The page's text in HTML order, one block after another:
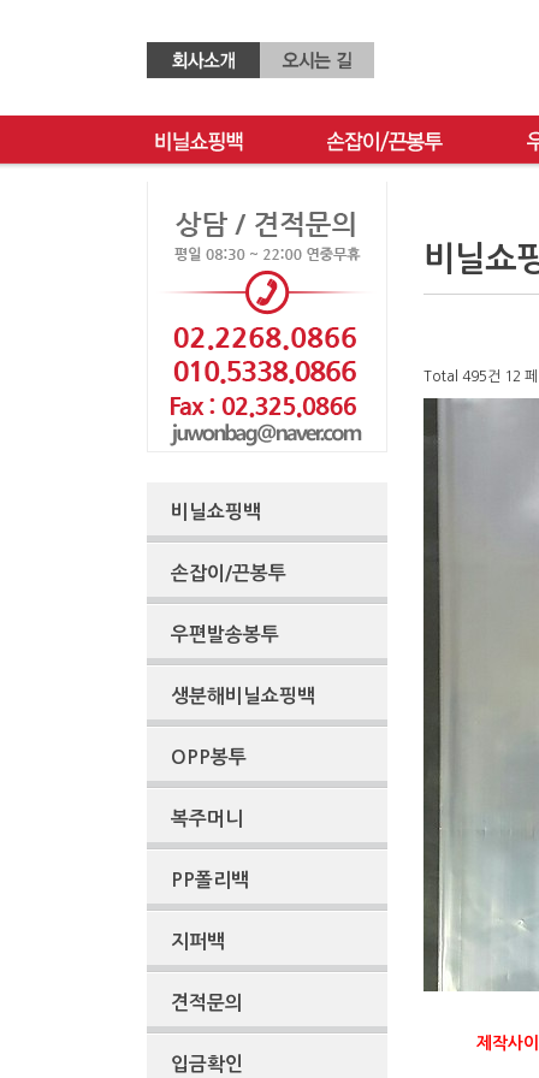
비닐쇼핑백
손잡이/끈봉투
우편발송봉투
생분해비닐쇼핑백
OPP봉투
복주머니
PP폴리백
지퍼백
견적문의
입금확인
비닐쇼
Total 495건 12
제작사